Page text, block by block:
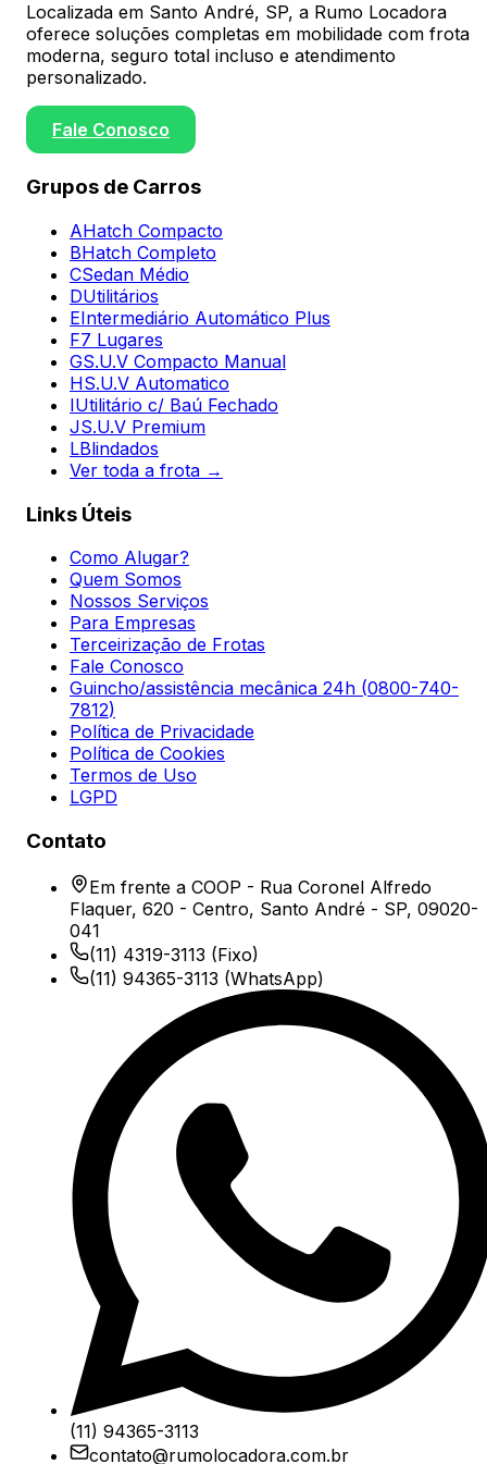
Localizada em Santo André, SP, a Rumo Locadora
oferece soluções completas em mobilidade com frota
moderna, seguro total incluso e atendimento
personalizado.
Fale Conosco
Grupos de Carros
AHatch Compacto
BHatch Completo
CSedan Médio
DUtilitários
EIntermediário Automático Plus
F7 Lugares
GS.U.V Compacto Manual
HS.U.V Automatico
IUtilitário c/ Baú Fechado
JS.U.V Premium
LBlindados
Ver toda a frota →
Links Úteis
Como Alugar?
Quem Somos
Nossos Serviços
Para Empresas
Terceirização de Frotas
Fale Conosco
Guincho/assistência mecânica 24h (0800-740-
7812)
Política de Privacidade
Política de Cookies
Termos de Uso
LGPD
Contato
Em frente a COOP - Rua Coronel Alfredo
Flaquer, 620 - Centro, Santo André - SP, 09020-
041
(11) 4319-3113 (Fixo)
(11) 94365-3113 (WhatsApp)
(11) 94365-3113
contato@rumolocadora.com.br